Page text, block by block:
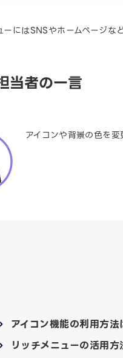
ーにはSNSやホームページ
当者の一言
アイコンや背景の色を
アイコン機能の利用方法
リッチメニューの活用